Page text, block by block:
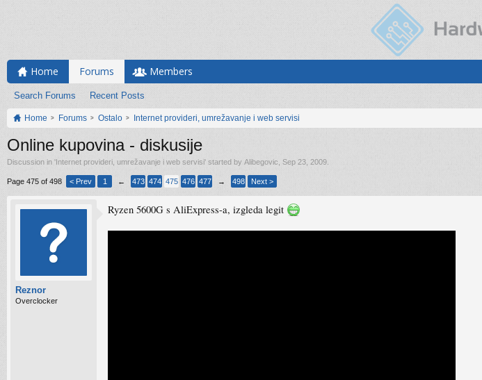
Home Forums
Search Forums Recent Posts
Members
Home Forums Ostalo Internet provideri, umrežavanje i web servisi
Online kupovina - diskusije
Discussion in 'Internet provideri, umrežavanje i web servisi' started by Alibegovic Sep 23, 2009
Page 475 of 498 < Prev 1 ← 473 474 475 476 477 → 498 Next >
Reznor
Overclocker
Ryzen 5600G s AliExpress-a, izgleda legit